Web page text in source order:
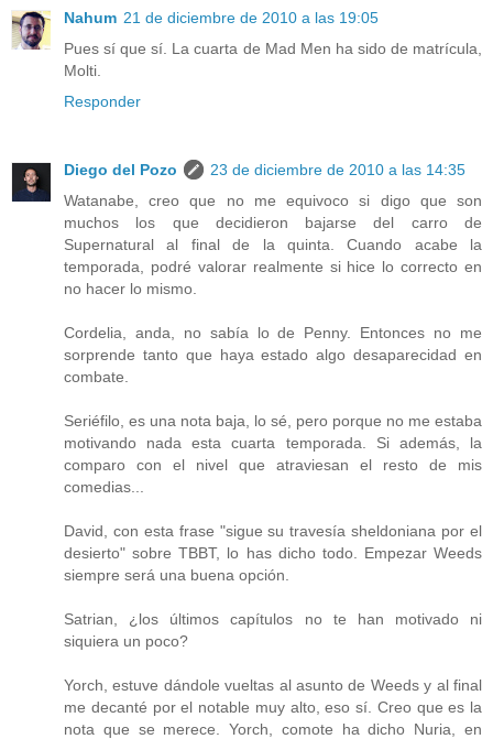
Nahum 21 de diciembre de 2010 a las 19:05
Pues sí que sí. La cuarta de Mad Men ha sido de matrícula,
Molti.
Responder
Diego del Pozo
23 de diciembre de 2010 a las 14:35
Watanabe, creo que no me equivoco si digo que son
muchos los que decidieron bajarse del carro de
Supernatural al final de la quinta. Cuando acabe la
temporada, podré valorar realmente si hice lo correcto en
no hacer lo mismo.
Cordelia, anda, no sabía lo de Penny. Entonces no me
sorprende tanto que haya estado algo desaparecidad en
combate.
Seriéfilo, es una nota baja, lo sé, pero porque no me estaba
motivando nada esta cuarta temporada. Si además, la
comparo con el nivel que atraviesan el resto de mis
comedias...
David, con esta frase "sigue su travesía sheldoniana por el
desierto" sobre TBBT, lo has dicho todo. Empezar Weeds
siempre será una buena opción.
Satrian, ¿los últimos capítulos no te han motivado ni
siquiera un poco?
Yorch, estuve dándole vueltas al asunto de Weeds y al final
me decanté por el notable muy alto, eso sí. Creo que es la
nota que se merece. Yorch, comote ha dicho Nuria, en